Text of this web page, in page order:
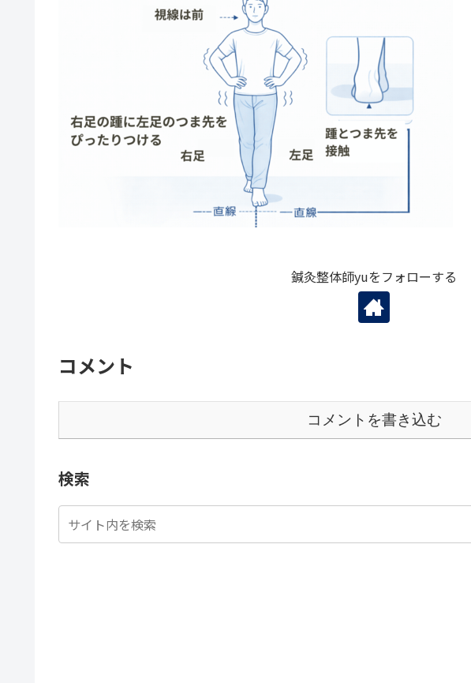
鍼灸整体師yuをフォローする
コメント
コメントを書き込む
検索